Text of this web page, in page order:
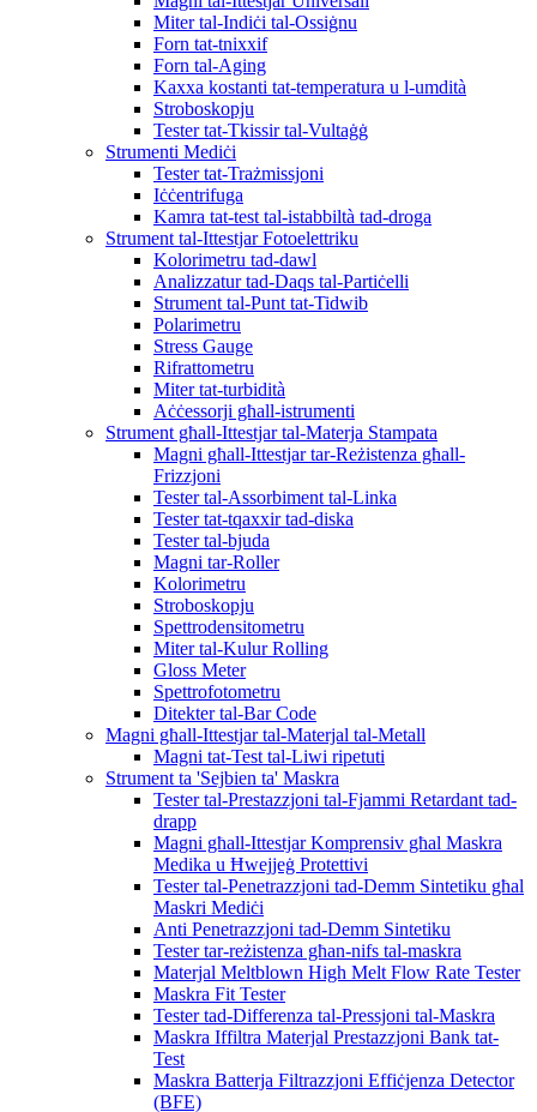
Miter tal-Indiċi tal-Ossiġnu
Forn tat-tnixxif
Forn tal-Aging
Kaxxa kostanti tat-temperatura u l-umdità
Stroboskopju
Tester tat-Tkissir tal-Vultaġġ
Strumenti Mediċi
Tester tat-Trażmissjoni
Iċċentrifuga
Kamra tat-test tal-istabbiltà tad-droga
Strument tal-Ittestjar Fotoelettriku
Kolorimetru tad-dawl
Analizzatur tad-Daqs tal-Partiċelli
Strument tal-Punt tat-Tidwib
Polarimetru
Stress Gauge
Rifrattometru
Miter tat-turbidità
Aċċessorji għall-istrumenti
Strument għall-Ittestjar tal-Materja Stampata
Magni għall-Ittestjar tar-Reżistenza għall-
Frizzjoni
Tester tal-Assorbiment tal-Linka
Tester tat-tqaxxir tad-diska
Tester tal-bjuda
Magni tar-Roller
Kolorimetru
Stroboskopju
Spettrodensitometru
Miter tal-Kulur Rolling
Gloss Meter
Spettrofotometru
Ditekter tal-Bar Code
Magni għall-Ittestjar tal-Materjal tal-Metall
Magni tat-Test tal-Liwi ripetuti
Strument ta 'Sejbien ta' Maskra
Tester tal-Prestazzjoni tal-Fjammi Retardant tad-
drapp
Magni għall-Ittestjar Komprensiv għal Maskra
Medika u Ħwejjeġ Protettivi
Tester tal-Penetrazzjoni tad-Demm Sintetiku għal
Maskri Mediċi
Anti Penetrazzjoni tad-Demm Sintetiku
Tester tar-reżistenza għan-nifs tal-maskra
Materjal Meltblown High Melt Flow Rate Tester
Maskra Fit Tester
Tester tad-Differenza tal-Pressjoni tal-Maskra
Maskra Iffiltra Materjal Prestazzjoni Bank tat-
Test
Maskra Batterja Filtrazzjoni Effiċjenza Detector
(BFE)